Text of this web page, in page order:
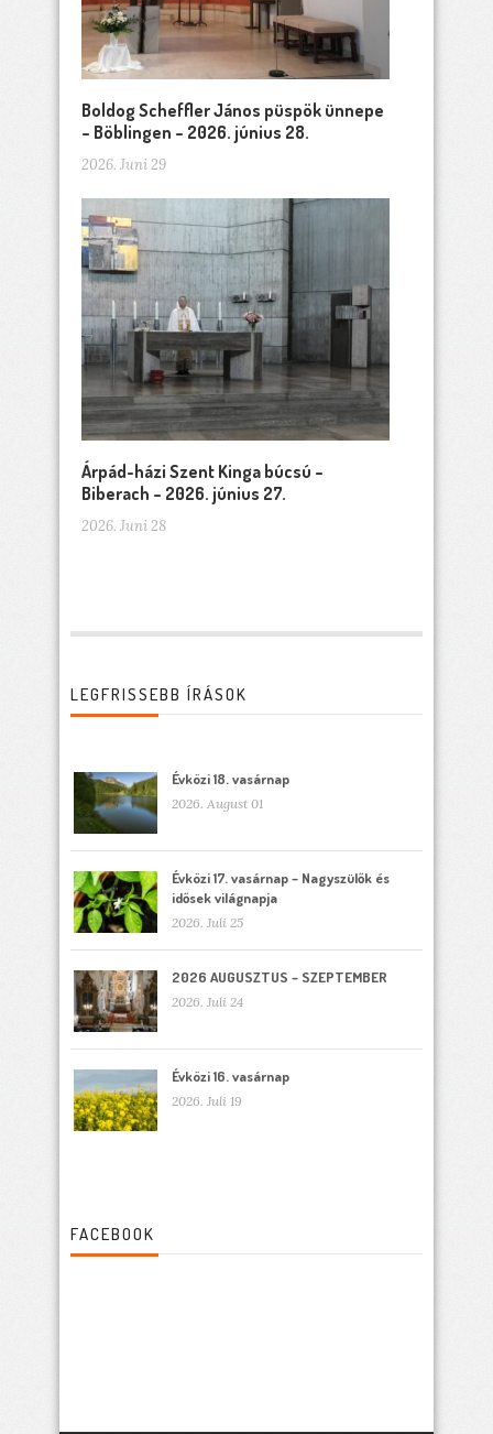
Boldog Scheffler János püspök ünnepe
– Böblingen – 2026. június 28.
2026. Juni 29
Árpád-házi Szent Kinga búcsú –
Biberach – 2026. június 27.
2026. Juni 28
LEGFRISSEBB ÍRÁSOK
Évközi 18. vasárnap
2026. August 01
Évközi 17. vasárnap – Nagyszülők és
idősek világnapja
2026. Juli 25
2026 AUGUSZTUS – SZEPTEMBER
2026. Juli 24
Évközi 16. vasárnap
2026. Juli 19
FACEBOOK